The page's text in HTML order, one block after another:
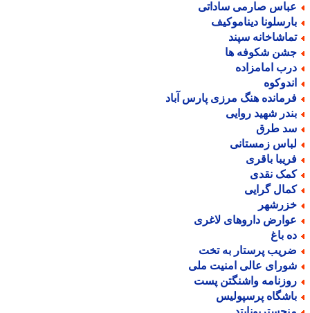
صارمی ساداتی
دیناموکیف
سپند
شکوفه ها
امامزاده
هنگ مرزی پارس آباد
شهید روایی
طرق
زمستانی
باقری
نقدی
گرایی
داروهای لاغری
باغ
پرستار به تخت
عالی امنیت ملی
واشنگتن پست
پرسپولیس